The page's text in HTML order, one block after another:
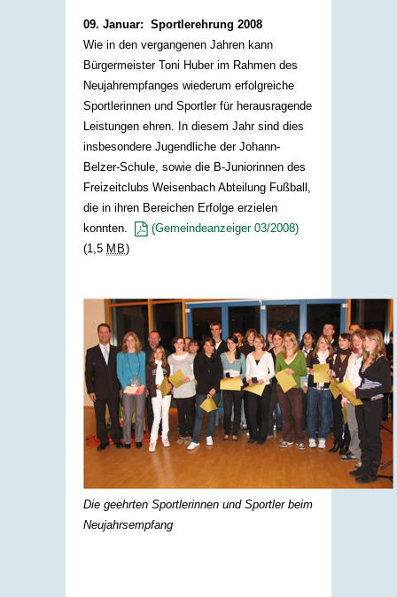
09. Januar: Sportlerehrung 2008
Wie in den vergangenen Jahren kann
Bürgermeister Toni Huber im Rahmen des
Neujahrempfanges wiederum erfolgreiche
Sportlerinnen und Sportler für herausragende
Leistungen ehren. In diesem Jahr sind dies
insbesondere Jugendliche der Johann-
Belzer-Schule, sowie die B-Juniorinnen des
Freizeitclubs Weisenbach Abteilung Fußball,
die in ihren Bereichen Erfolge erzielen
konnten.
(Gemeindeanzeiger 03/2008)
(1,5 MB)
Die geehrten Sportlerinnen und Sportler beim
Neujahrsempfang